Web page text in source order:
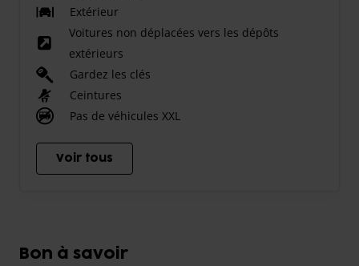
Extérieur
Voitures non déplacées vers les dépôts
extérieurs
Gardez les clés
Ceintures
Pas de véhicules XXL
Voir tous
Bon à savoir